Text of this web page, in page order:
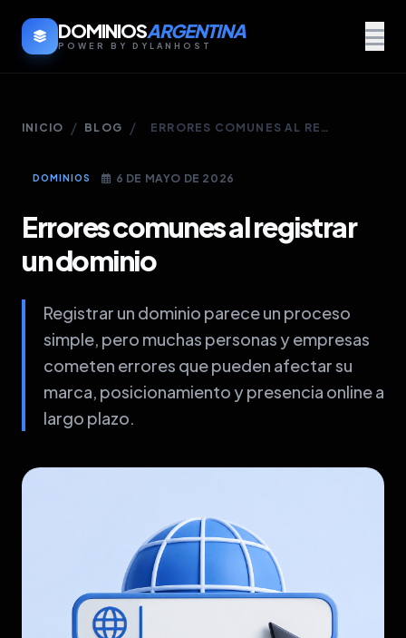
DOMINIOSARGENTINA
POWER BY DYLANHOST
INICIO / BLOG / ERRORES COMUNES AL REGISTRAR UN DOMINIO
DOMINIOS 6 DE MAYO DE 2026
Errores comunes al registrar
un dominio
Registrar un dominio parece un proceso
simple, pero muchas personas y empresas
cometen errores que pueden afectar su
marca, posicionamiento y presencia online a
largo plazo.